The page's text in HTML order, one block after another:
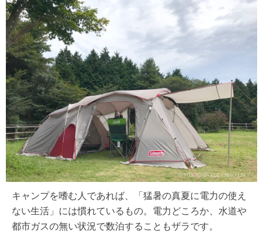
キャンプを嗜む人であれば、「猛暑の真夏に電力の使え
ない生活」には慣れているもの。電力どころか、水道や
都市ガスの無い状況で数泊することもザラです。